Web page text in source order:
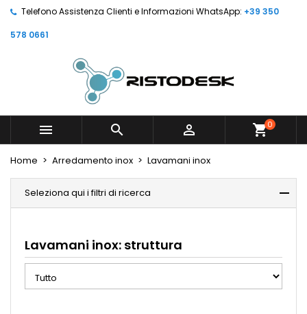
Telefono Assistenza Clienti e Informazioni WhatsApp: +39 350
578 0661
   shopping_cart0
Home Arredamento inox Lavamani inox
Seleziona qui i filtri di ricerca
Lavamani inox: struttura